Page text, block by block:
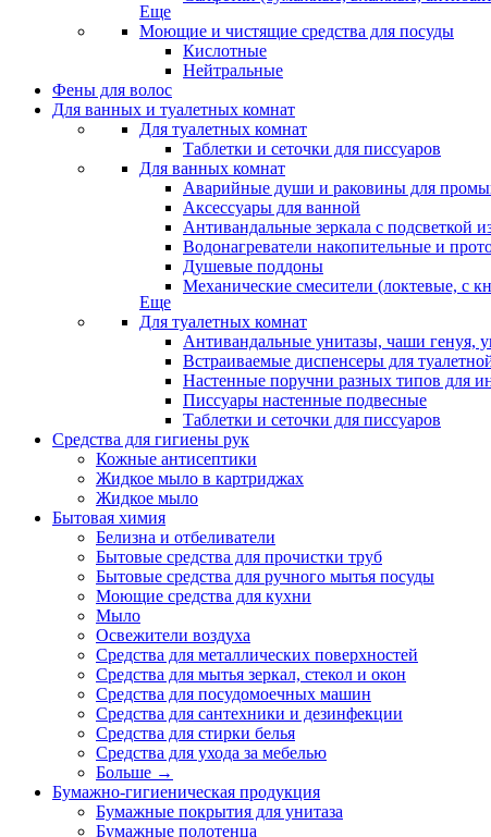
Еще
Моющие и чистящие средства для посуды
Кислотные
Нейтральные
Фены для волос
Для ванных и туалетных комнат
Для туалетных комнат
Таблетки и сеточки для писсуаров
Для ванных комнат
Аварийные души и раковины для
Аксессуары для ванной
Антивандальные зеркала с подсветкой
Водонагреватели накопительные и
Душевые поддоны
Механические смесители (локтевые, с
Еще
Для туалетных комнат
Антивандальные унитазы, чаши генуя,
Встраиваемые диспенсеры для
Настенные поручни разных типов для
Писсуары настенные подвесные
Таблетки и сеточки для писсуаров
Средства для гигиены рук
Кожные антисептики
Жидкое мыло в картриджах
Жидкое мыло
Бытовая химия
Белизна и отбеливатели
Бытовые средства для прочистки труб
Бытовые средства для ручного мытья посуды
Моющие средства для кухни
Мыло
Освежители воздуха
Средства для металлических поверхностей
Средства для мытья зеркал, стекол и окон
Средства для посудомоечных машин
Средства для сантехники и дезинфекции
Средства для стирки белья
Средства для ухода за мебелью
Больше →
Бумажно-гигиеническая продукция
Бумажные покрытия для унитаза
Бумажные полотенца